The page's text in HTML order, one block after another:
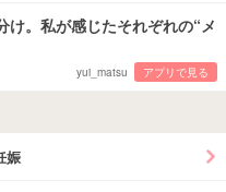
け。私が感じたそれぞれの“メ
yui_matsu アプリで見る
娠